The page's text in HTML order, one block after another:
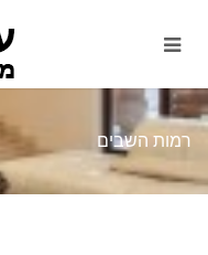
רמות השבים